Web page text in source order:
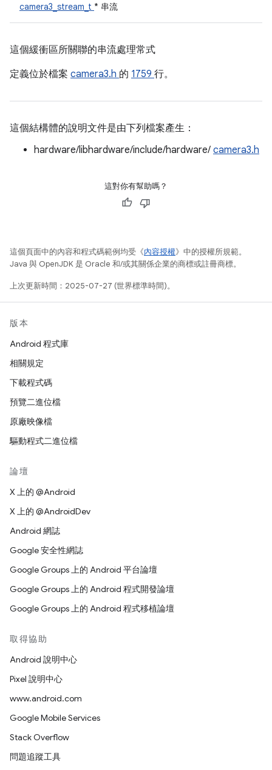
camera3_stream_t * 串流
這個緩衝區所關聯的串流處理常式
定義位於檔案 camera3.h 的 1759 行。
這個結構體的說明文件是由下列檔案產生：
hardware/libhardware/include/hardware/ camera3.h
這對你有幫助嗎？
這個頁面中的內容和程式碼範例均受《內容授權》中的授權所規範。
Java 與 OpenJDK 是 Oracle 和/或其關係企業的商標或註冊商標。
上次更新時間：2025-07-27 (世界標準時間)。
版本
Android 程式庫
相關規定
下載程式碼
預覽二進位檔
原廠映像檔
驅動程式二進位檔
論壇
X 上的 @Android
X 上的 @AndroidDev
Android 網誌
Google 安全性網誌
Google Groups 上的 Android 平台論壇
Google Groups 上的 Android 程式開發論壇
Google Groups 上的 Android 程式移植論壇
取得協助
Android 說明中心
Pixel 說明中心
www.android.com
Google Mobile Services
Stack Overflow
問題追蹤工具